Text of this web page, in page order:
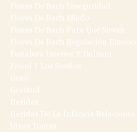
Flores De Bach Inseguridad
Flores De Bach Miedo
Flores De Bach Para Qué Sirven
Flores De Bach Regulación
Fortaleza Interior Y Dulzura
Freud Y Los Sueños
Gozo
Gratitud
Heridas
Heridas De La Infancia Relaciones
Ideas Tontas